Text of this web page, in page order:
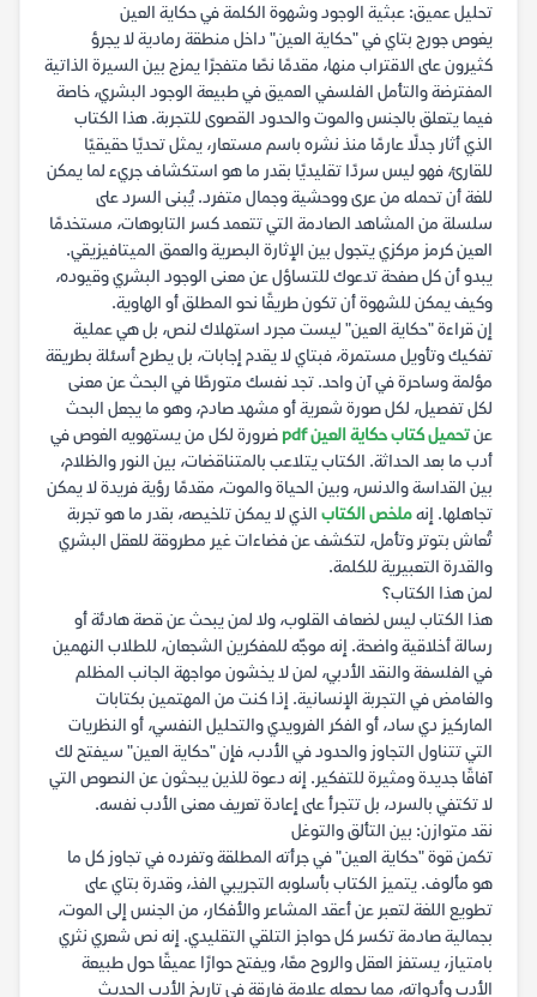
تحليل عميق: عبثية الوجود وشهوة الكلمة في حكاية العين
يغوص جورج بتاي في "حكاية العين" داخل منطقة رمادية لا يجرؤ
كثيرون على الاقتراب منها، مقدمًا نصًا متفجرًا يمزج بين السيرة الذاتية
المفترضة والتأمل الفلسفي العميق في طبيعة الوجود البشري، خاصة
فيما يتعلق بالجنس والموت والحدود القصوى للتجربة. هذا الكتاب
الذي أثار جدلًا عارمًا منذ نشره باسم مستعار، يمثل تحديًا حقيقيًا
للقارئ، فهو ليس سردًا تقليديًا بقدر ما هو استكشاف جريء لما يمكن
للغة أن تحمله من عرى ووحشية وجمال متفرد. يُبنى السرد على
سلسلة من المشاهد الصادمة التي تتعمد كسر التابوهات، مستخدمًا
العين كرمز مركزي يتجول بين الإثارة البصرية والعمق الميتافيزيقي.
يبدو أن كل صفحة تدعوك للتساؤل عن معنى الوجود البشري وقيوده،
وكيف يمكن للشهوة أن تكون طريقًا نحو المطلق أو الهاوية.
إن قراءة "حكاية العين" ليست مجرد استهلاك لنص، بل هي عملية
تفكيك وتأويل مستمرة، فبتاي لا يقدم إجابات، بل يطرح أسئلة بطريقة
مؤلمة وساحرة في آن واحد. تجد نفسك متورطًا في البحث عن معنى
لكل تفصيل، لكل صورة شعرية أو مشهد صادم، وهو ما يجعل البحث
عنتحميل كتاب حكاية العين pdf
ضرورة لكل من يستهويه الغوص في
أدب ما بعد الحداثة. الكتاب يتلاعب بالمتناقضات، بين النور والظلام،
بين القداسة والدنس، وبين الحياة والموت، مقدمًا رؤية فريدة لا يمكن
تجاهلها. إنهملخص الكتاب الذي لا يمكن تلخيصه، بقدر ما هو تجربة
تُعاش بتوتر وتأمل، لتكشف عن فضاءات غير مطروقة للعقل البشري
والقدرة التعبيرية للكلمة.
لمن هذا الكتاب؟
هذا الكتاب ليس لضعاف القلوب، ولا لمن يبحث عن قصة هادئة أو
رسالة أخلاقية واضحة. إنه موجّه للمفكرين الشجعان، للطلاب النهمين
في الفلسفة والنقد الأدبي، لمن لا يخشون مواجهة الجانب المظلم
والغامض في التجربة الإنسانية. إذا كنت من المهتمين بكتابات
الماركيز دي ساد، أو الفكر الفرويدي والتحليل النفسي، أو النظريات
التي تتناول التجاوز والحدود في الأدب، فإن "حكاية العين" سيفتح لك
آفاقًا جديدة ومثيرة للتفكير. إنه دعوة للذين يبحثون عن النصوص التي
لا تكتفي بالسرد، بل تتجرأ على إعادة تعريف معنى الأدب نفسه.
نقد متوازن: بين التألق والتوغل
تكمن قوة "حكاية العين" في جرأته المطلقة وتفرده في تجاوز كل ما
هو مألوف. يتميز الكتاب بأسلوبه التجريبي الفذ، وقدرة بتاي على
تطويع اللغة لتعبر عن أعقد المشاعر والأفكار، من الجنس إلى الموت،
بجمالية صادمة تكسر كل حواجز التلقي التقليدي. إنه نص شعري نثري
بامتياز، يستفز العقل والروح معًا، ويفتح حوارًا عميقًا حول طبيعة
الأدب وأدواته، مما يجعله علامة فارقة في تاريخ الأدب الحديث